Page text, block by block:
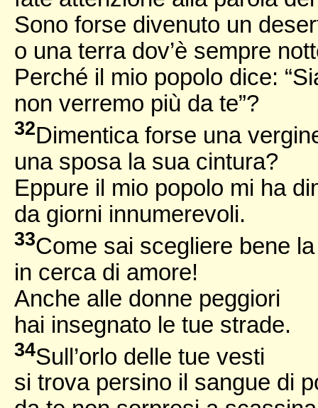
Sono forse divenuto un
o una terra dov’è sempre
Perché il mio popolo dice:
non verremo più da te”?
32Dimentica forse una
una sposa la sua cintura?
Eppure il mio popolo mi ha
da giorni innumerevoli.
33Come sai scegliere bene
in cerca di amore!
Anche alle donne peggiori
hai insegnato le tue strade.
34Sull’orlo delle tue vesti
si trova persino il sangue di